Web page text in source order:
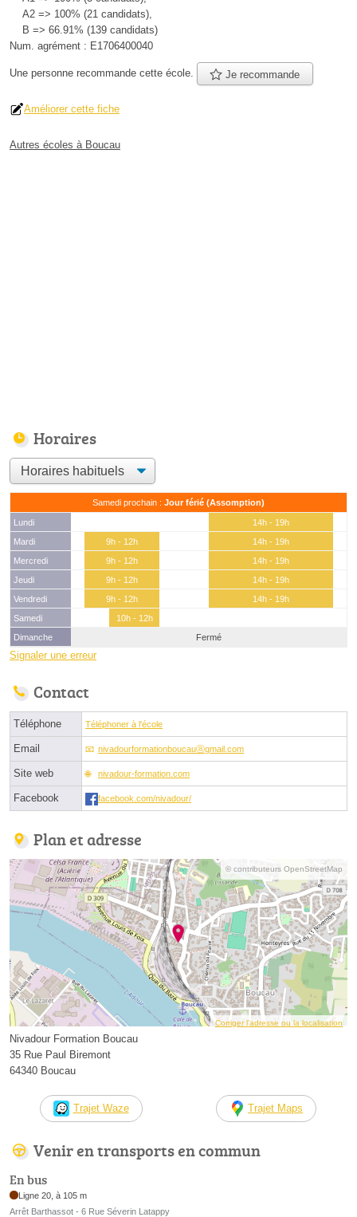
A2 => 100% (21 candidats),
B => 66.91% (139 candidats)
Num. agrément : E1706400040
Une personne recommande cette école. Je recommande
Améliorer cette fiche
Autres écoles à Boucau
Horaires
Samedi prochain : Jour férié (Assomption)
Lundi
14h - 19h
Mardi
9h - 12h
14h - 19h
Mercredi
9h - 12h
14h - 19h
Jeudi
9h - 12h
14h - 19h
Vendredi
9h - 12h
14h - 19h
Samedi
10h - 12h
Dimanche
Fermé
Signaler une erreur
Contact
Téléphone Téléphoner à l'école
Email nivadourformationboucauⓐgmail.com
Site web nivadour-formation.com
Facebook facebook.com/nivadour/
Plan et adresse
© contributeurs OpenStreetMap
Corriger l’adresse ou la localisation
Nivadour Formation Boucau
35 Rue Paul Biremont
64340 Boucau
Trajet Waze Trajet Maps
Venir en transports en commun
En bus
Ligne 20, à 105 m
Arrêt Barthassot - 6 Rue Séverin Latappy